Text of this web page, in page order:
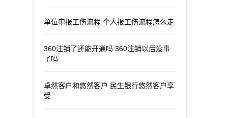
单位申报工伤流程 个人报工伤流程怎么走
360注销了还能开通吗 360注销以后没事
了吗
卓然客户和悠然客户 民生银行悠然客户享
受